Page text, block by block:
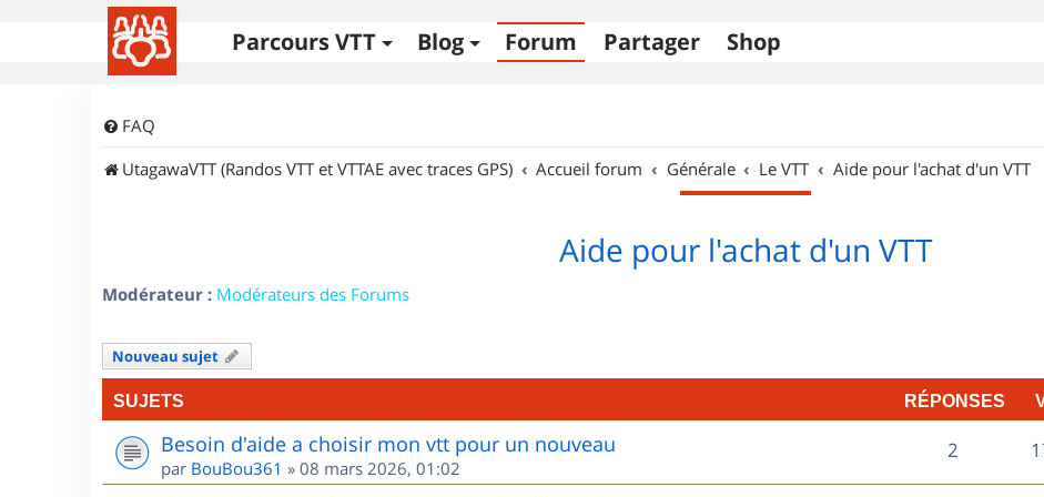
Parcours VTT Blog Forum Partager Shop
FAQ
UtagawaVTT (Randos VTT et VTTAE avec traces GPS)
Accueil forum Générale Le VTT Aide pour l'achat d'un VTT
Aide pour l'achat d'un VTT
Modérateur : Modérateurs des Forums
Nouveau sujet
SUJETS RÉPONSES
Besoin d'aide a choisir mon vtt pour un nouveau
par BouBou361 » 08 mars 2026, 01:02
2R
é